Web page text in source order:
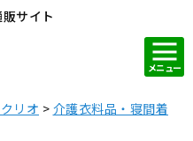
サイト
メニュー
リオ
介護衣料品・寝間着